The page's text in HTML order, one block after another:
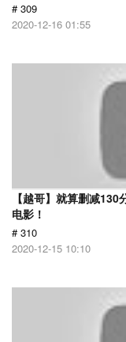
# 309
2020-12-16 01:55
【越哥】就算删减
电影！
# 310
2020-12-15 10:10